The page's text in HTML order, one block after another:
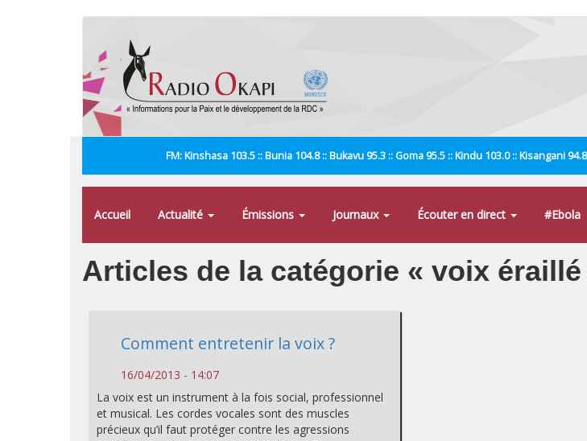
FM: Kinshasa 103.5 :: Bunia 104.8 :: Bukavu 95.3 :: Goma 95.5 :: Kindu 103.0 :: Kisangani
Accueil Actualité Émissions Journaux Écouter en direct #Ebola
Articles de la catégorie « voix éraillé
Comment entretenir la voix ?
16/04/2013 - 14:07
La voix est un instrument à la fois social, professionnel
et musical. Les cordes vocales sont des muscles
précieux qu’il faut protéger contre les agressions